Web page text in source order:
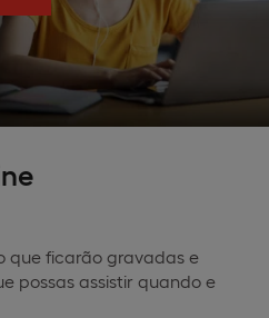
que ficarão gravadas e
possas assistir quando e